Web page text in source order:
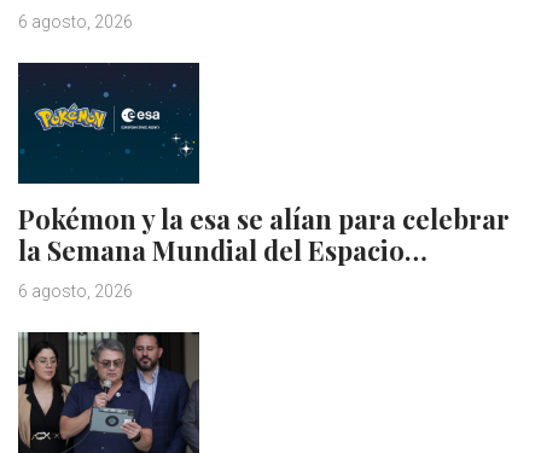
6 agosto, 2026
Pokémon y la esa se alían para celebrar
la Semana Mundial del Espacio…
6 agosto, 2026